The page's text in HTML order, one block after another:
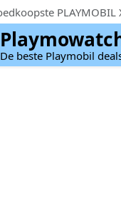
De beste Playmobil